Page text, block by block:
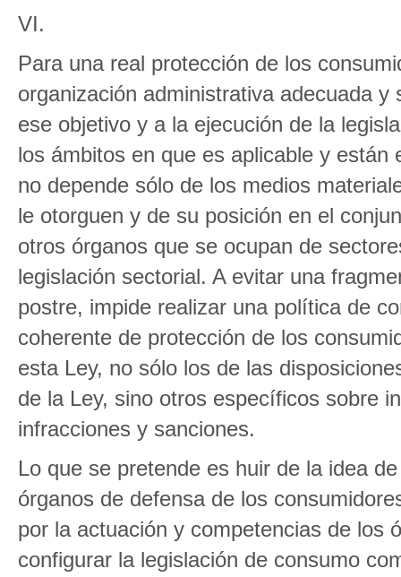
VI.
Para una real protección de los
organización administrativa adecuada
ese objetivo y a la ejecución de la
los ámbitos en que es aplicable y
no depende sólo de los medios
le otorguen y de su posición en el
otros órganos que se ocupan de
legislación sectorial. A evitar una
postre, impide realizar una política de
coherente de protección de los
esta Ley, no sólo los de las
de la Ley, sino otros específicos sobre
infracciones y sanciones.
Lo que se pretende es huir de la idea
órganos de defensa de los
por la actuación y competencias de los
configurar la legislación de consumo